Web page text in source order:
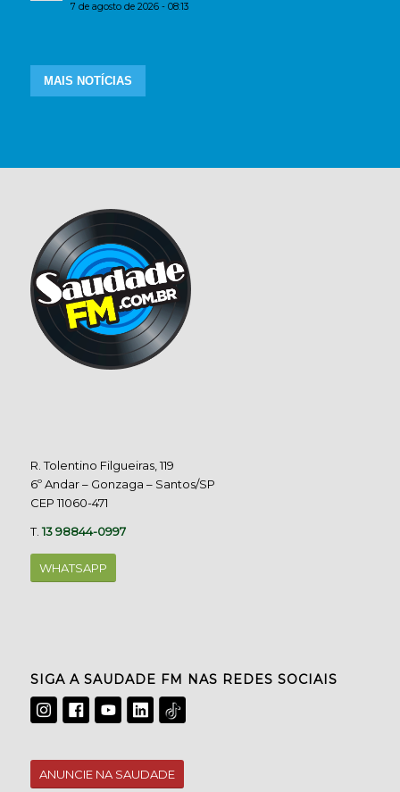
7 de agosto de 2026 - 08:13
MAIS NOTÍCIAS
R. Tolentino Filgueiras, 119
6º Andar – Gonzaga – Santos/SP
CEP 11060-471
T.13 98844-0997
WHATSAPP
SIGA A SAUDADE FM NAS REDES SOCIAIS
ANUNCIE NA SAUDADE